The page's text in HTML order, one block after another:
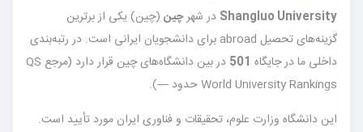
Shangluo University در شهرچین (چین) یکی از برترین
گزینه‌های تحصیل abroad برای دانشجویان ایرانی است. در رتبه‌بندی
داخلی ما در جایگاه 501
در بین دانشگاه‌های چین قرار دارد (مرجع QS
World University Rankings حدود —).
این دانشگاه وزارت علوم، تحقیقات و فناوری ایران مورد تأیید است.